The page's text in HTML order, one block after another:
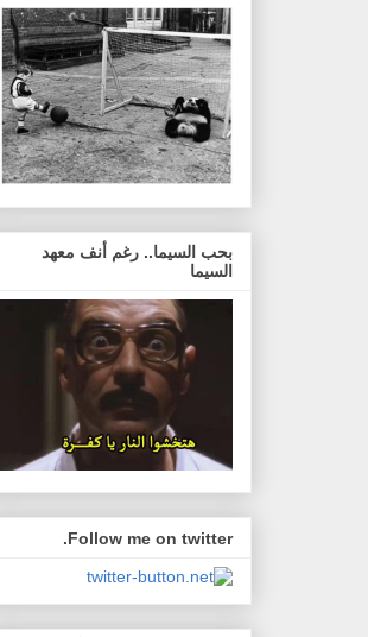
بحب السيما.. رغم أنف معهد
السيما
Follow me on twitter.